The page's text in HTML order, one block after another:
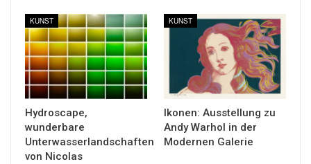
KUNST
Hydroscape,
wunderbare
Unterwasserlandschaften
von Nicolas
KUNST
Ikonen: Ausstellung zu
Andy Warhol in der
Modernen Galerie